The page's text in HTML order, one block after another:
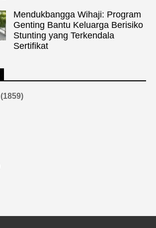
Mendukbangga Wihaji: Program
Genting Bantu Keluarga Berisiko
Stunting yang Terkendala
Sertifikat
(1859)